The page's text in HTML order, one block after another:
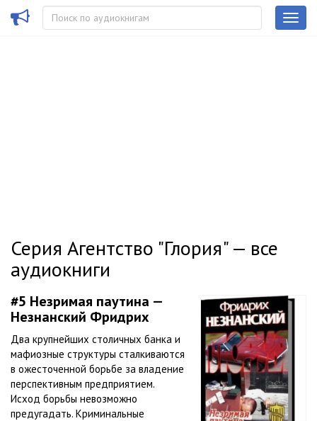
Серия Агентство "Глория" — все
аудиокниги
#5 Незримая паутина —
Незнанский Фридрих
Два крупнейших столичных банка и
мафиозные структуры сталкиваются
в ожесточенной борьбе за владение
перспективным предприятием.
Исход борьбы невозможно
предугадать. Криминальные